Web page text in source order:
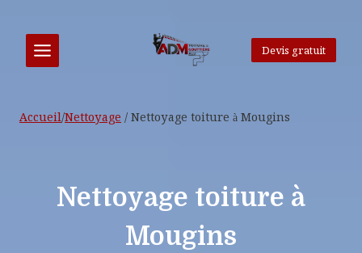
contenu
Devis gratuit
Accueil/Nettoyage / Nettoyage toiture à Mougins
Nettoyage toiture à
Mougins